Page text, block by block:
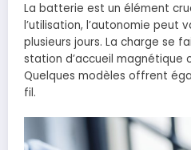
La batterie est un élément
l’utilisation, l’autonomie peut
plusieurs jours. La charge se
station d’accueil magnétique
Quelques modèles offrent
fil.